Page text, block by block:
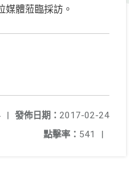
媒體蒞臨採訪。
發佈日期： 2017-02-24
|
點擊率： 541 |